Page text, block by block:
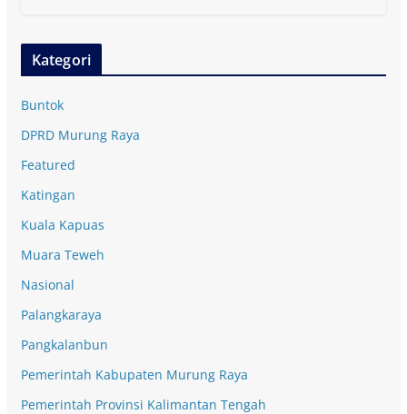
Kategori
Buntok
DPRD Murung Raya
Featured
Katingan
Kuala Kapuas
Muara Teweh
Nasional
Palangkaraya
Pangkalanbun
Pemerintah Kabupaten Murung Raya
Pemerintah Provinsi Kalimantan Tengah